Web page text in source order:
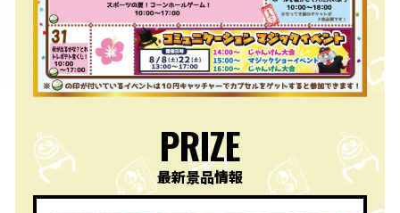
PRIZE
最新景品情報